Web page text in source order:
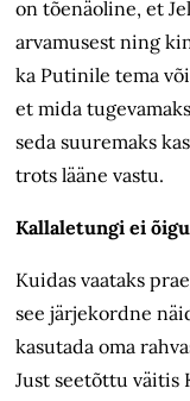
on tõenäoline, et
arvamusest ning
ka Putinile tema
et mida
seda suuremaks
trots lääne vastu.
Kallaletungi ei
Kuidas vaataks
see järjekordne
kasutada oma
Just seetõttu väitis